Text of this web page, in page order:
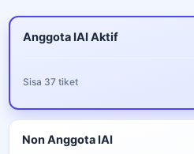
Anggota IAI Aktif
Sisa 37 tiket
Non Anggota IAI